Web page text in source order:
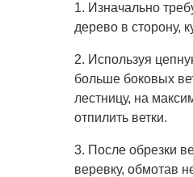
1. Изначально
дерево в сторону,
2. Используя
больше боковых
лестницу, на
отпилить ветки.
3. После обрезки
веревку, обмотав